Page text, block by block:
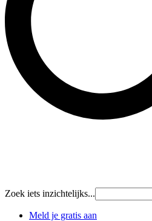
Zoek iets inzichtelijks...
Meld je gratis aan